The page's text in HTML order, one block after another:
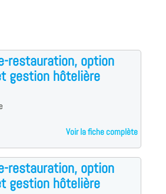
restauration, option
gestion hôtelière
Voir la fiche complète
restauration, option
gestion hôtelière